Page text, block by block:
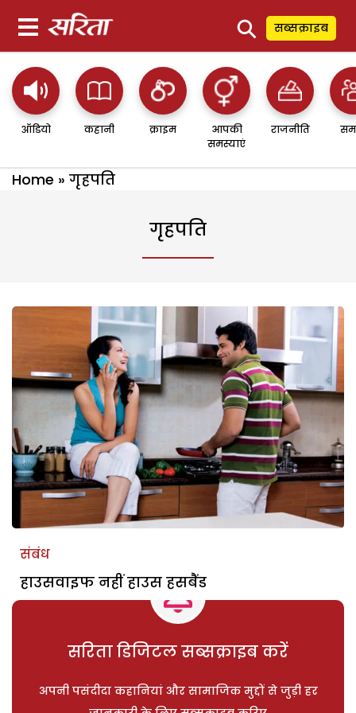
⚲ सब्सक्राइब
ऑडियो कहानी क्राइम
आपकी
समस्याएं
राजनीति
Home » गृहपति
गृहपति
संबंध
हाउसवाइफ नहीं हाउस हसबैंड
सरिता डिजिटल सब्सक्राइब करें
अपनी पसंदीदा कहानियां और सामाजिक मुद्दों से जुड़ी हर